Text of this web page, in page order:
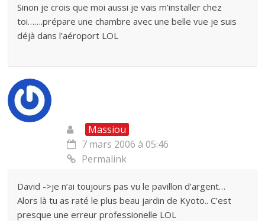
Sinon je crois que moi aussi je vais m’installer chez
toi…….prépare une chambre avec une belle vue je suis
déjà dans l’aéroport LOL
Massiou
7 mars 2006 à 05:46
Permalink
David ->je n’ai toujours pas vu le pavillon d’argent…
Alors là tu as raté le plus beau jardin de Kyoto.. C’est
presque une erreur professionelle LOL